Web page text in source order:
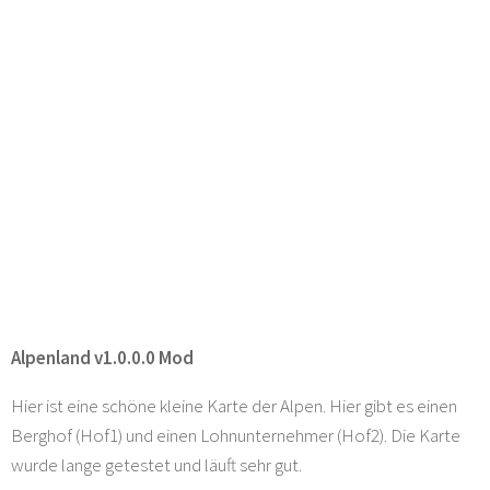
Alpenland v1.0.0.0 Mod
Hier ist eine schöne kleine Karte der Alpen. Hier gibt es einen
Berghof (Hof1) und einen Lohnunternehmer (Hof2). Die Karte
wurde lange getestet und läuft sehr gut.